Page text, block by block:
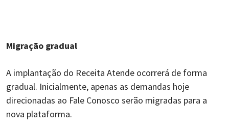
Migração gradual
A implantação do Receita Atende ocorrerá de forma
gradual. Inicialmente, apenas as demandas hoje
direcionadas ao Fale Conosco serão migradas para a
nova plataforma.